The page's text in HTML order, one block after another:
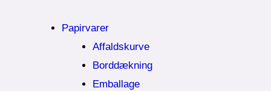
Papirvarer
Affaldskurve
Borddækning
Emballage